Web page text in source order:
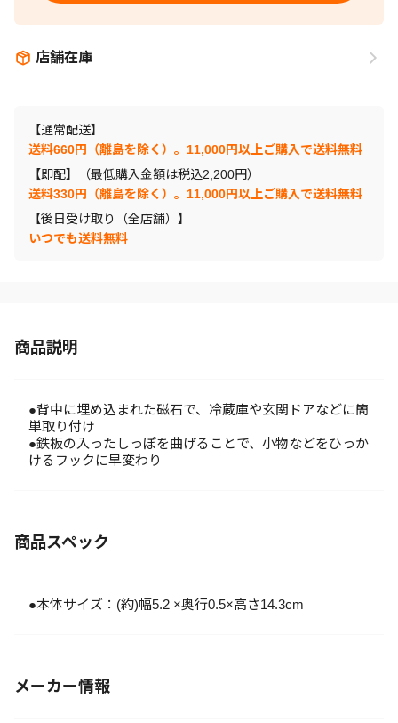
店舗在庫
【通常配送】
送料660円（離島を除く）。11,000円以上ご購入で送料無料
【即配】（最低購入金額は税込2,200円）
送料330円（離島を除く）。11,000円以上ご購入で送料無料
【後日受け取り（全店舗）】
いつでも送料無料
商品説明
●背中に埋め込まれた磁石で、冷蔵庫や玄関ドアなどに簡
単取り付け
●鉄板の入ったしっぽを曲げることで、小物などをひっか
けるフックに早変わり
商品スペック
●本体サイズ：(約)幅5.2 ×奥行0.5×高さ14.3cm
メーカー情報